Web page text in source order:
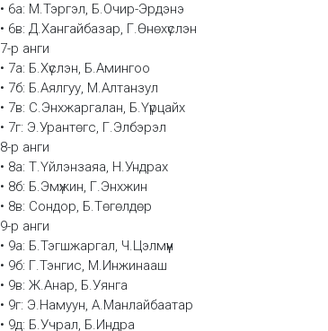
• 6а: М.Тэргэл, Б.Очир-Эрдэнэ
• 6в: Д.Хангайбазар, Г.Өнөхүслэн
7-р анги
• 7а: Б.Хүслэн, Б.Амингоо
• 7б: Б.Аялгуу, М.Алтанзул
• 7в: С.Энхжаргалан, Б.Үүрцайх
• 7г: Э.Урантөгс, Г.Элбэрэл
8-р анги
• 8а: Т.Үйлэнзаяа, Н.Ундрах
• 8б: Б.Эмүжин, Г.Энхжин
• 8в: Сондор, Б.Төгөлдөр
9-р анги
• 9а: Б.Тэгшжаргал, Ч.Цэлмүүн
• 9б: Г.Тэнгис, М.Инжинааш
• 9в: Ж.Анар, Б.Уянга
• 9г: Э.Намуун, А.Манлайбаатар
• 9д: Б.Учрал, Б.Индра